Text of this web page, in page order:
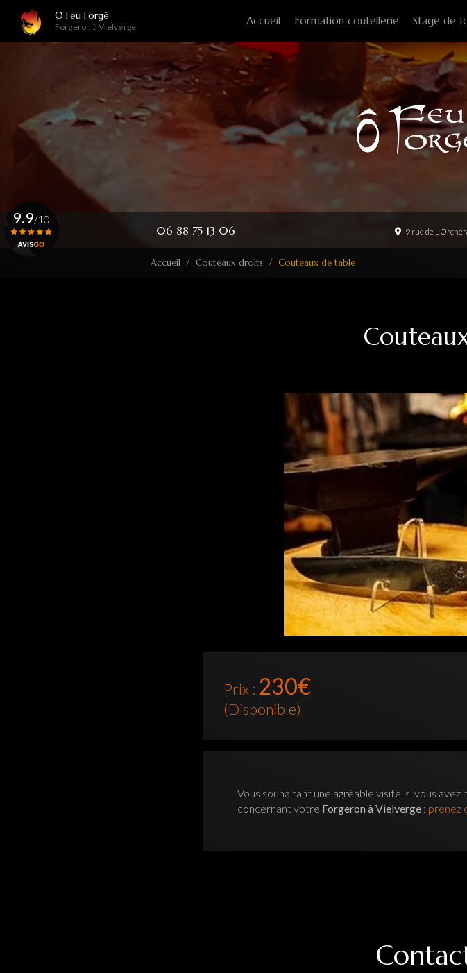
contenu
O Feu Forgé
Forgeron à Vielverge Accueil Formation coutellerie Stage de
06 88 75 13 06 9 rue de
9.9/10
Accueil Couteaux droits Couteaux de table
Prix : 230€
(Disponible)
Vous souhaitant une agréable visite, si vous
concernant votre Forgeron à Vielverge : prenez